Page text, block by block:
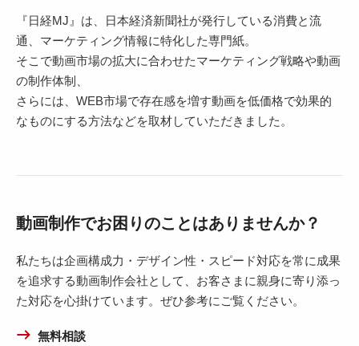
『日経MJ』は、日本経済新聞社が発行している消費と流
通、マーケティング情報に特化した専門紙。
そこで動画市場の拡大に合わせたマーケティング戦略や動画
の制作体制、
さらには、WEB市場で存在感を増す動画を低価格で効果的
なものにする方法などを取材していただきました。
動画制作でお困りのことはありませんか？
私たちは企画構成力・デザイン性・スピード対応を常に成果
を追求する動画制作会社として、お客さまに親身に寄り添っ
た対応を心掛けています。ぜひ参考にご覧ください。
無料相談